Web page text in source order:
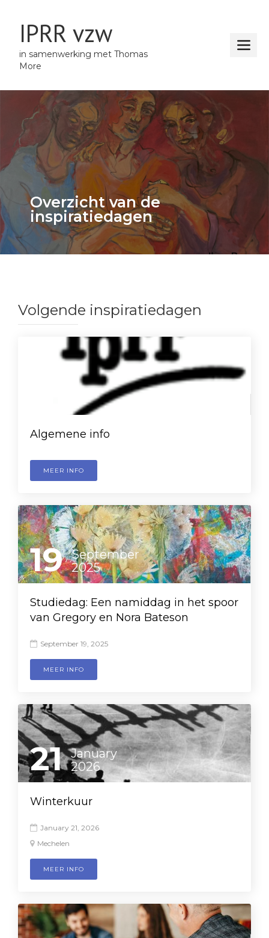
IPRR vzw
in samenwerking met Thomas
More
Overzicht van de
inspiratiedagen
Volgende inspiratiedagen
Algemene info
MEER INFO
19 September
2025
Studiedag: Een namiddag in het spoor
van Gregory en Nora Bateson
 September 19, 2025
MEER INFO
21 January
2026
Winterkuur
 January 21, 2026
 Mechelen
MEER INFO